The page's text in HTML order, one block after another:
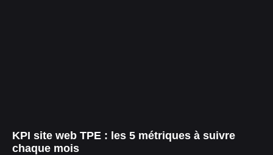
KPI site web TPE : les 5 métriques à suivre
chaque mois